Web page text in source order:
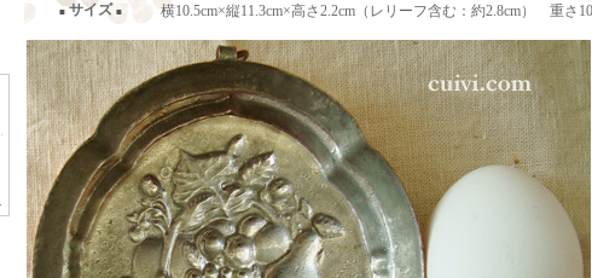
■ サイズ ■ 横10.5cm×縦11.3cm×高さ2.2cm（レリーフ含む：約2.8cm） 重さ